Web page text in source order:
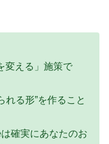
変える」施策で
れる形”を作ること
確実にあなたのお